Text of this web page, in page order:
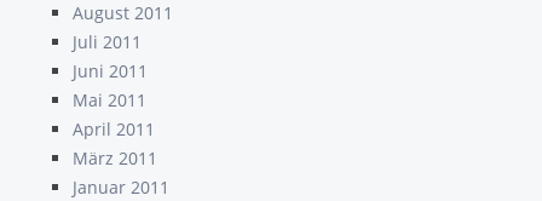
August 2011
Juli 2011
Juni 2011
Mai 2011
April 2011
März 2011
Januar 2011